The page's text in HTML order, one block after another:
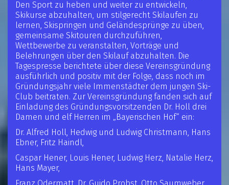
Den Sport zu heben und weiter zu entwickeln,
Skikurse abzuhalten, um stilgerecht Skilaufen zu
lernen, Skispringen und Geländesprünge zu üben,
gemeinsame Skitouren durchzuführen,
Wettbewerbe zu veranstalten, Vorträge und
Belehrungen über den Skilauf abzuhalten. Die
Tagespresse berichtete über diese Vereinsgründung
ausführlich und positiv mit der Folge, dass noch im
Gründungsjahr viele Immenstädter dem jungen Ski-
Club beitraten. Zur Vereinsgründung fanden sich auf
Einladung des Gründungsvorsitzenden Dr. Holl drei
Damen und elf Herren im „Bayerischen Hof“ ein:
Dr. Alfred Holl, Hedwig und Ludwig Christmann, Hans
Ebner, Fritz Haindl,
Caspar Hener, Louis Hener, Ludwig Herz, Natalie Herz,
Hans Mayer,